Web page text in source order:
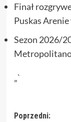
Finał
Puskas
Sezon 2026/
„`
Zobacz
Poprzedni: